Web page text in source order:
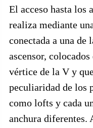
El acceso hasta los
realiza mediante
conectada a una de
ascensor,
vértice de la V y
peculiaridad de los
como lofts y cada
anchura diferentes.